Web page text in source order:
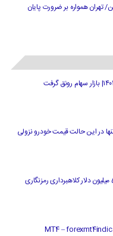
تهران همواره بر ضرورت پایان
در این حالت قیمت خودرو نزولی
مقامات تایلندی ملی پرتغالی را با 580 میلیون دلار کلاهبرداری رمزنگاری